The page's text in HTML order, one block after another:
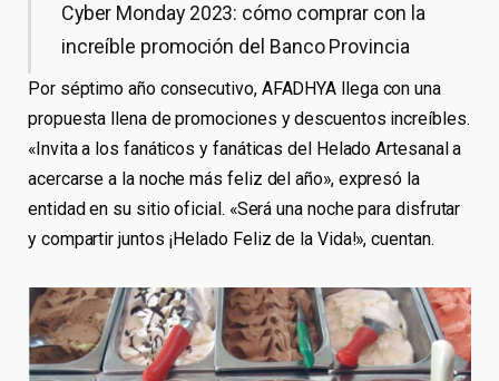
Cyber Monday 2023: cómo comprar con la
increíble promoción del Banco Provincia
Por séptimo año consecutivo, AFADHYA llega con una
propuesta llena de promociones y descuentos increíbles.
«Invita a los fanáticos y fanáticas del Helado Artesanal a
acercarse a la noche más feliz del año», expresó la
entidad en su sitio oficial. «Será una noche para disfrutar
y compartir juntos ¡Helado Feliz de la Vida!», cuentan.